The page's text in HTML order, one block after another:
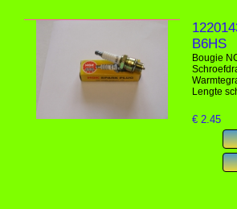
B6HS
Bougie
Lengte
€ 2.45